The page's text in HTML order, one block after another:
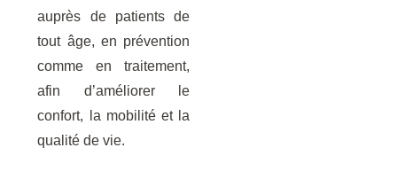
auprès de patients de
tout âge, en prévention
comme en traitement,
afin d’améliorer le
confort, la mobilité et la
qualité de vie.